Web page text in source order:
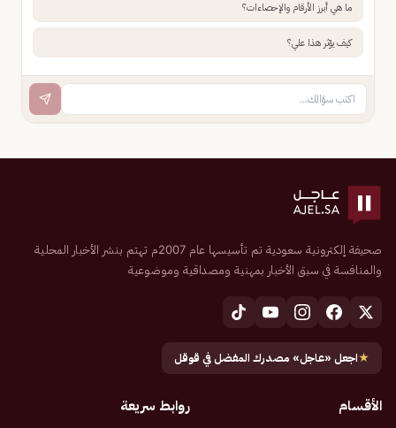
ما هي أبرز الأرقام والإحصاءات؟
كيف يؤثر هذا علي؟
صحيفة إلكترونية سعودية تم تأسيسها عام 2007م تهتم بنشر الأخبار المحلية
والمنافسة في سبق الأخبار بمهنية ومصداقية وموضوعية
★اجعل «عاجل» مصدرك المفضل في قوقل
الأقسام روابط سريعة